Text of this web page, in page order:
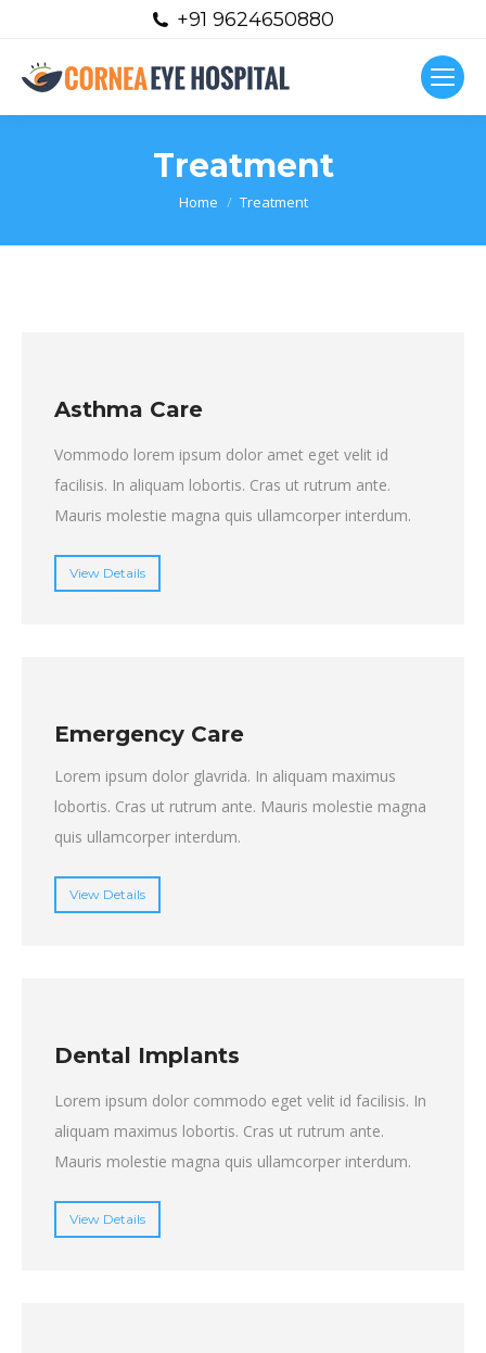
+91 9624650880
Treatment
You are here:
Home Treatment
Asthma Care
Vommodo lorem ipsum dolor amet eget velit id
facilisis. In aliquam lobortis. Cras ut rutrum ante.
Mauris molestie magna quis ullamcorper interdum.
View Details
Emergency Care
Lorem ipsum dolor glavrida. In aliquam maximus
lobortis. Cras ut rutrum ante. Mauris molestie magna
quis ullamcorper interdum.
View Details
Dental Implants
Lorem ipsum dolor commodo eget velit id facilisis. In
aliquam maximus lobortis. Cras ut rutrum ante.
Mauris molestie magna quis ullamcorper interdum.
View Details